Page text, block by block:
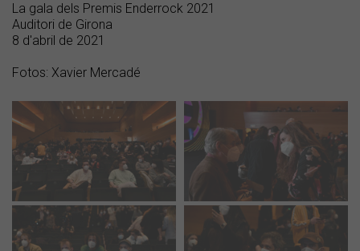
La gala dels Premis Enderrock 2021
Auditori de Girona
8 d'abril de 2021
Fotos: Xavier Mercadé